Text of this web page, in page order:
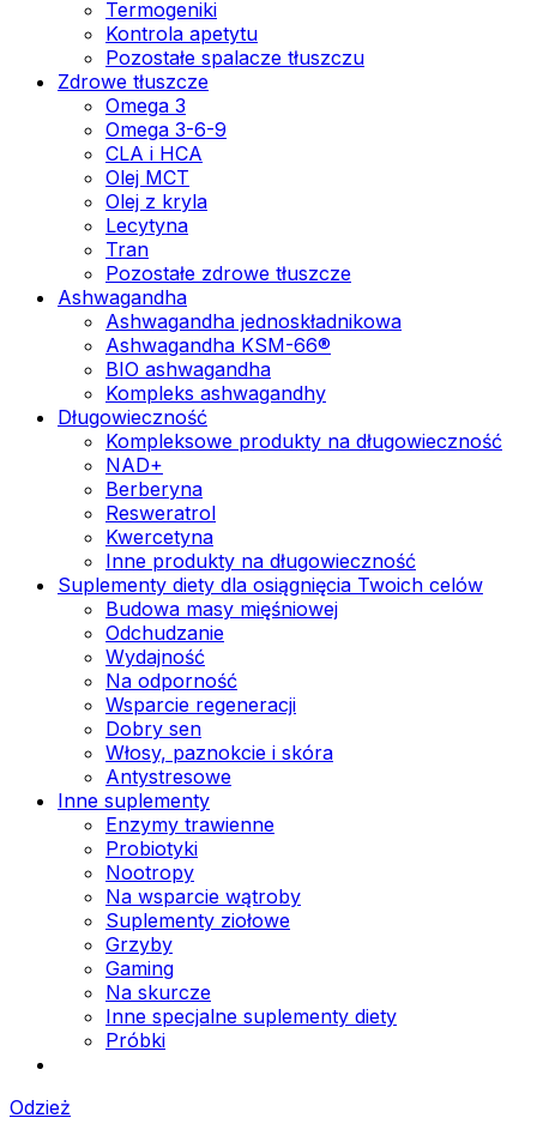
Termogeniki
Kontrola apetytu
Pozostałe spalacze tłuszczu
Zdrowe tłuszcze
Omega 3
Omega 3-6-9
CLA i HCA
Olej MCT
Olej z kryla
Lecytyna
Tran
Pozostałe zdrowe tłuszcze
Ashwagandha
Ashwagandha jednoskładnikowa
Ashwagandha KSM-66®
BIO ashwagandha
Kompleks ashwagandhy
Długowieczność
Kompleksowe produkty na długowieczność
NAD+
Berberyna
Resweratrol
Kwercetyna
Inne produkty na długowieczność
Suplementy diety dla osiągnięcia Twoich celów
Budowa masy mięśniowej
Odchudzanie
Wydajność
Na odporność
Wsparcie regeneracji
Dobry sen
Włosy, paznokcie i skóra
Antystresowe
Inne suplementy
Enzymy trawienne
Probiotyki
Nootropy
Na wsparcie wątroby
Suplementy ziołowe
Grzyby
Gaming
Na skurcze
Inne specjalne suplementy diety
Próbki
Odzież